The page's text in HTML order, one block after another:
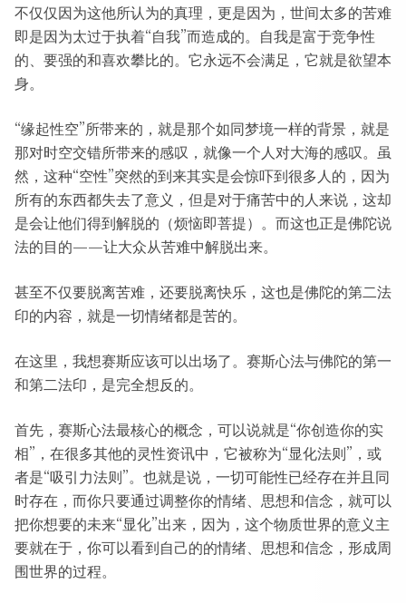
不仅仅因为这他所认为的真理，更是因为，世间太多的苦难
即是因为太过于执着“自我”而造成的。自我是富于竞争性
的、要强的和喜欢攀比的。它永远不会满足，它就是欲望本
身。
“缘起性空”所带来的，就是那个如同梦境一样的背景，就是
那对时空交错所带来的感叹，就像一个人对大海的感叹。虽
然，这种“空性”突然的到来其实是会惊吓到很多人的，因为
所有的东西都失去了意义，但是对于痛苦中的人来说，这却
是会让他们得到解脱的（烦恼即菩提）。而这也正是佛陀说
法的目的——让大众从苦难中解脱出来。
甚至不仅要脱离苦难，还要脱离快乐，这也是佛陀的第二法
印的内容，就是一切情绪都是苦的。
在这里，我想赛斯应该可以出场了。赛斯心法与佛陀的第一
和第二法印，是完全想反的。
首先，赛斯心法最核心的概念，可以说就是“你创造你的实
相”，在很多其他的灵性资讯中，它被称为“显化法则”，或
者是“吸引力法则”。也就是说，一切可能性已经存在并且同
时存在，而你只要通过调整你的情绪、思想和信念，就可以
把你想要的未来“显化”出来，因为，这个物质世界的意义主
要就在于，你可以看到自己的的情绪、思想和信念，形成周
围世界的过程。